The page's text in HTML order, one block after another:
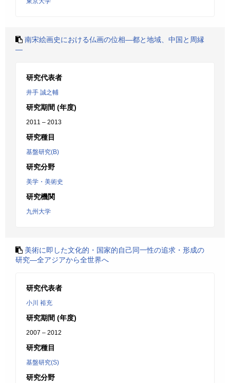
南宋絵画史における仏画の位相―都と地域、中国と周縁
―
研究代表者
井手 誠之輔
研究期間 (年度)
2011 – 2013
研究種目
基盤研究(B)
研究分野
美学・美術史
研究機関
九州大学
美術に即した文化的・国家的自己同一性の追求・形成の
研究―全アジアから全世界へ
研究代表者
小川 裕充
研究期間 (年度)
2007 – 2012
研究種目
基盤研究(S)
研究分野